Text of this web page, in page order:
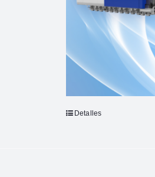
Detalles